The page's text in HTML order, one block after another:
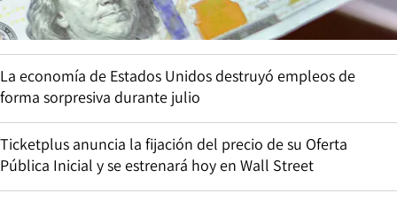
La economía de Estados Unidos destruyó empleos de
forma sorpresiva durante julio
Ticketplus anuncia la fijación del precio de su Oferta
Pública Inicial y se estrenará hoy en Wall Street